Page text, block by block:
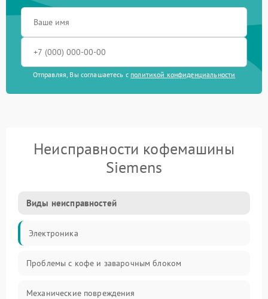
Отправляя, Вы соглашаетесь с политикой конфиденциальности
Неисправности кофемашины
Siemens
Виды неисправностей
Электроника
Проблемы с кофе и заварочным блоком
Механические повреждения